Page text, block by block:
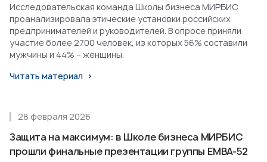
Исследовательская команда Школы бизнеса МИРБИС
проанализировала этические установки российских
предпринимателей и руководителей. В опросе приняли
участие более 2700 человек, из которых 56% составили
мужчины и 44% – женщины.
Читать материал
Защита на максимум: в Школе бизнеса МИРБИС
прошли финальные презентации группы EMBA-52
28 февраля 2026